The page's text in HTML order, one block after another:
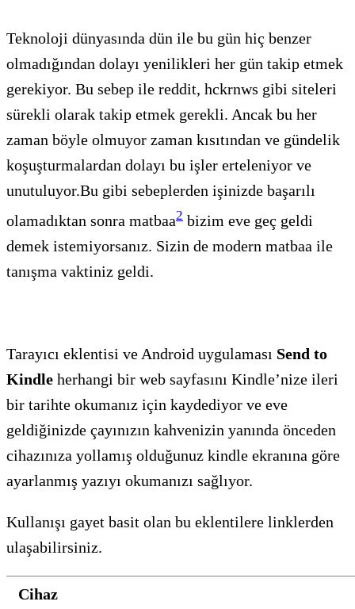
Teknoloji dünyasında dün ile bu gün hiç benzer
olmadığından dolayı yenilikleri her gün takip etmek
gerekiyor. Bu sebep ile reddit, hckrnws gibi siteleri
sürekli olarak takip etmek gerekli. Ancak bu her
zaman böyle olmuyor zaman kısıtından ve gündelik
koşuşturmalardan dolayı bu işler erteleniyor ve
unutuluyor.Bu gibi sebeplerden işinizde başarılı
olamadıktan sonra matbaa2 bizim eve geç geldi
demek istemiyorsanız. Sizin de modern matbaa ile
tanışma vaktiniz geldi.
Tarayıcı eklentisi ve Android uygulaması Send to
Kindle herhangi bir web sayfasını Kindle’nize ileri
bir tarihte okumanız için kaydediyor ve eve
geldiğinizde çayınızın kahvenizin yanında önceden
cihazınıza yollamış olduğunuz kindle ekranına göre
ayarlanmış yazıyı okumanızı sağlıyor.
Kullanışı gayet basit olan bu eklentilere linklerden
ulaşabilirsiniz.
Cihaz